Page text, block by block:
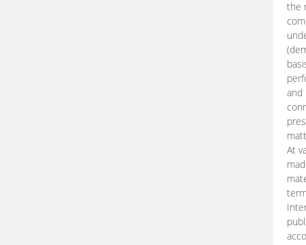
the
and
At